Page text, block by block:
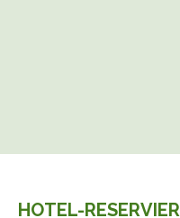
HOTEL-